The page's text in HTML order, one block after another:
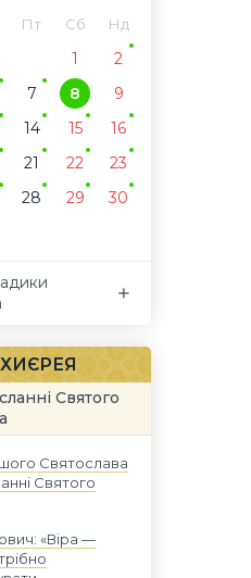
Пт Сб Нд
1
2
7 8
9
14 15
16
21 22
23
28 29
30
Святого
Святослава
Святого
«Віра —